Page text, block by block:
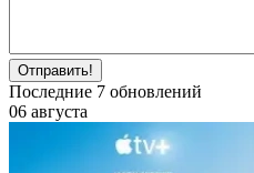
Отправить!
Последние 7 обновлений
06 августа